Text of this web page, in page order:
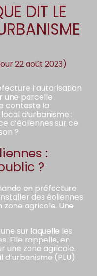
DIT LE
22 août 2023)
l’autorisation
une parcelle
conteste la
d’urbanisme :
d’éoliennes sur ce
?
:
?
en préfecture
des éoliennes
zone agricole. Une
sur laquelle les
Elle rappelle, en
une zone agricole.
d’urbanisme (PLU)